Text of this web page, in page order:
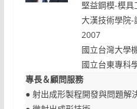
堅益鋼模-模
大漢技術學院
2007
國立台灣大學
國立台東專科
專長＆顧問服務
● 射出成形製程開發與問題解